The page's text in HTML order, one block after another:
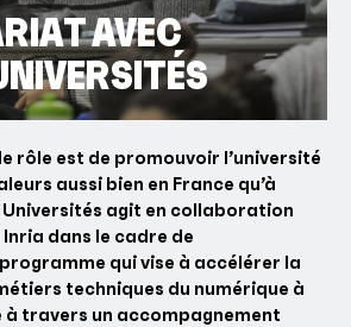
AVEC
rôle est de promouvoir l’université
aussi bien en France qu’à
Universités agit en collaboration
dans le cadre de
qui vise à accélérer la
techniques du numérique à
à travers un accompagnement